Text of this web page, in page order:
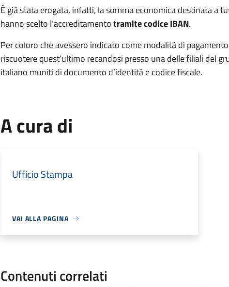
È già stata erogata, infatti, la somma economica destinata a
hanno scelto l’accreditamentotramite codice IBAN.
Per coloro che avessero indicato come modalità di pagamento
riscuotere quest’ultimo recandosi presso una delle filiali del
italiano muniti di documento d’identità e codice fiscale.
A cura di
Ufficio Stampa
VAI ALLA PAGINA
Contenuti correlati